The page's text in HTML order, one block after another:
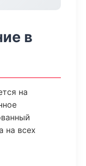
в
на
на всех